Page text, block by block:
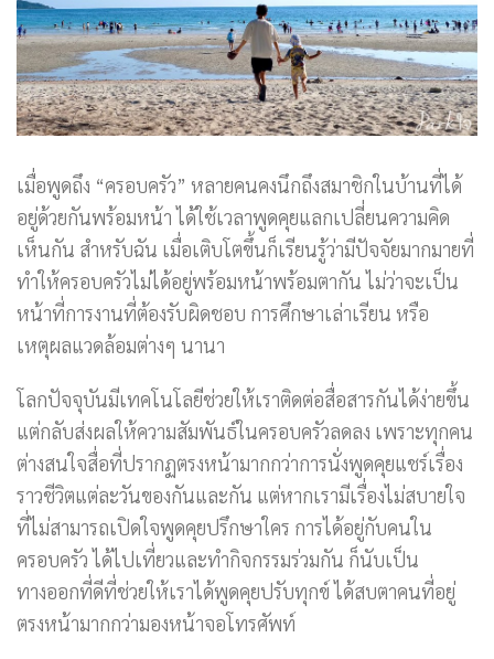
เมื่อพูดถึง “ครอบครัว” หลายคนคงนึกถึงสมาชิกในบ้านที่ได้
อยู่ด้วยกันพร้อมหน้า ได้ใช้เวลาพูดคุยแลกเปลี่ยนความคิด
เห็นกัน สำหรับฉัน เมื่อเติบโตขึ้นก็เรียนรู้ว่ามีปัจจัยมากมายที่
ทำให้ครอบครัวไม่ได้อยู่พร้อมหน้าพร้อมตากัน ไม่ว่าจะเป็น
หน้าที่การงานที่ต้องรับผิดชอบ การศึกษาเล่าเรียน หรือ
เหตุผลแวดล้อมต่างๆ นานา
โลกปัจจุบันมีเทคโนโลยีช่วยให้เราติดต่อสื่อสารกันได้ง่ายขึ้น
แต่กลับส่งผลให้ความสัมพันธ์ในครอบครัวลดลง เพราะทุกคน
ต่างสนใจสื่อที่ปรากฏตรงหน้ามากกว่าการนั่งพูดคุยแชร์เรื่อง
ราวชีวิตแต่ละวันของกันและกัน แต่หากเรามีเรื่องไม่สบายใจ
ที่ไม่สามารถเปิดใจพูดคุยปรึกษาใคร การได้อยู่กับคนใน
ครอบครัว ได้ไปเที่ยวและทำกิจกรรมร่วมกัน ก็นับเป็น
ทางออกที่ดีที่ช่วยให้เราได้พูดคุยปรับทุกข์ ได้สบตาคนที่อยู่
ตรงหน้ามากกว่ามองหน้าจอโทรศัพท์